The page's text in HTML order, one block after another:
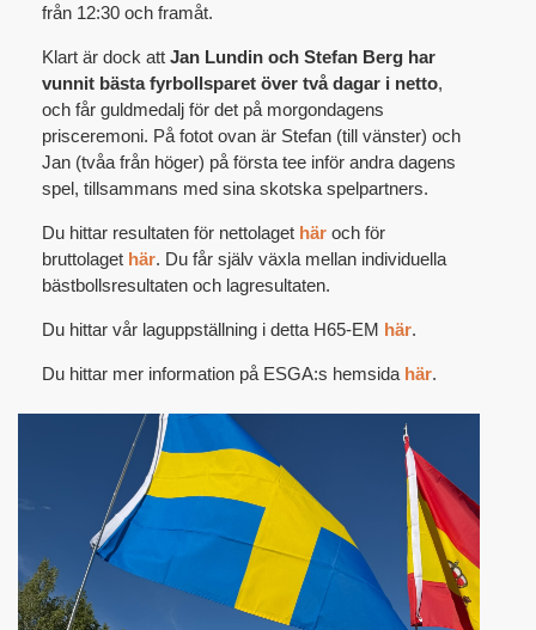
från 12:30 och framåt.
Klart är dock att Jan Lundin och Stefan Berg har
vunnit bästa fyrbollsparet över två dagar i netto,
och får guldmedalj för det på morgondagens
prisceremoni. På fotot ovan är Stefan (till vänster) och
Jan (tvåa från höger) på första tee inför andra dagens
spel, tillsammans med sina skotska spelpartners.
Du hittar resultaten för nettolaget här och för
bruttolaget här. Du får själv växla mellan individuella
bästbollsresultaten och lagresultaten.
Du hittar vår laguppställning i detta H65-EM här.
Du hittar mer information på ESGA:s hemsida här.